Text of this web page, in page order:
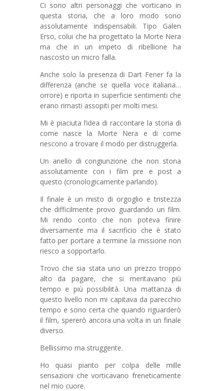
Ci sono altri personaggi che vorticano in
questa storia, che a loro modo sono
assolutamente indispensabili. Tipo Galen
Erso, colui che ha progettato la Morte Nera
ma che in un impeto di ribellione ha
nascosto un micro falla.
Anche solo la presenza di Dart Fener fa la
differenza (anche se quella voce italiana…
orrore) e riporta in superficie sentimenti che
erano rimasti assopiti per molti mesi.
Mi è piaciuta l’idea di raccontare la storia di
come nasce la Morte Nera e di come
riescono a trovare il modo per distruggerla.
Un anello di congiunzione che non stona
assolutamente con i film pre e post a
questo (cronologicamente parlando).
Il finale è un misto di orgoglio e tristezza
che difficilmente provo guardando un film.
Mi rendo conto che non poteva finire
diversamente ma il sacrificio che è stato
fatto per portare a termine la missione non
riesco a sopportarlo.
Trovo che sia stata uno un prezzo troppo
alto da pagare, che si meritavano più
tempo e più possibilità. Una mattanza di
questo livello non mi capitava da parecchio
tempo e sono certa che quando riguarderò
il film, spererò ancora una volta in un finale
diverso.
Bellissimo ma struggente.
Ho quasi pianto per colpa delle mille
sensazioni che vorticavano freneticamente
nel mio cuore.